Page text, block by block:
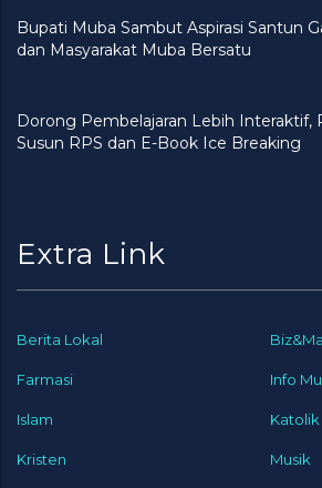
Bupati Muba Sambut Aspirasi Santun
dan Masyarakat Muba Bersatu
Dorong Pembelajaran Lebih Interaktif,
Susun RPS dan E-Book Ice Breaking
Extra Link
Berita Lokal
Farmasi Info
Islam Katolik
Kristen Musik